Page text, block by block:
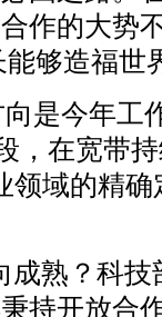
作的大势
够造福世
是今年工
，在宽带
领域的精
成熟？科
持开放合